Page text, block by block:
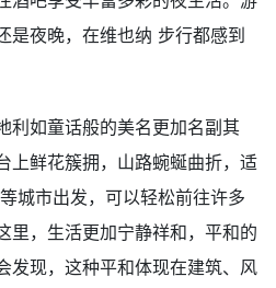
是夜晚，在维也纳 步行都感到
利如童话般的美名更加名副其
上鲜花簇拥，山路蜿蜒曲折，适
城市出发，可以轻松前往许多
里，生活更加宁静祥和，平和的
发现，这种平和体现在建筑、风